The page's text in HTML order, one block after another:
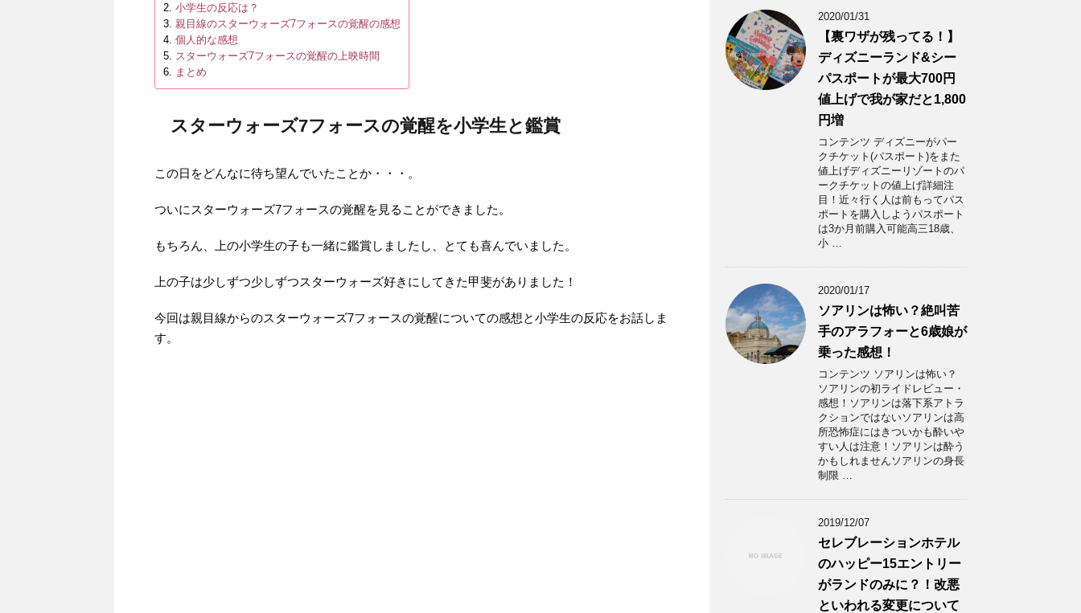
小学生の反応は？
親目線のスターウォーズ7フォースの覚醒の感想
個人的な感想
スターウォーズ7フォースの覚醒の上映時間
まとめ
スターウォーズ7フォースの覚醒を小学生と鑑賞
この日をどんなに待ち望んでいたことか・・・。
ついにスターウォーズ7フォースの覚醒を見ることができました。
もちろん、上の小学生の子も一緒に鑑賞しましたし、とても喜んでいました。
上の子は少しずつ少しずつスターウォーズ好きにしてきた甲斐がありました！
今回は親目線からのスターウォーズ7フォースの覚醒についての感想と小学生の反応をお話しま
す。
2020/01/31
【裏ワザが残ってる！】
ディズニーランド&シー
パスポートが最大700円
値上げで我が家だと1,800
円増
コンテンツ ディズニーがパー
クチケット(パスポート)をまた
値上げディズニーリゾートのパ
ークチケットの値上げ詳細注
目！近々行く人は前もってパス
ポートを購入しようパスポート
は3か月前購入可能高三18歳、
小 …
2020/01/17
ソアリンは怖い？絶叫苦
手のアラフォーと6歳娘が
乗った感想！
コンテンツ ソアリンは怖い？
ソアリンの初ライドレビュー・
感想！ソアリンは落下系アトラ
クションではないソアリンは高
所恐怖症にはきついかも酔いや
すい人は注意！ソアリンは酔う
かもしれませんソアリンの身長
制限 …
2019/12/07
セレブレーションホテル
のハッピー15エントリー
がランドのみに？！改悪
といわれる変更について